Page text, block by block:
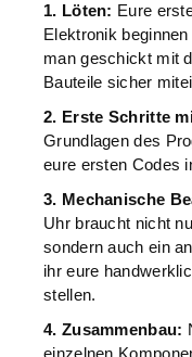
1. Löten: Eure
Elektronik
man geschickt mit
Bauteile sicher
2. Erste Schritte
Grundlagen des
eure ersten Codes
3. Mechanische
Uhr braucht nicht
sondern auch ein
ihr eure
stellen.
4. Zusammenbau:
einzelnen